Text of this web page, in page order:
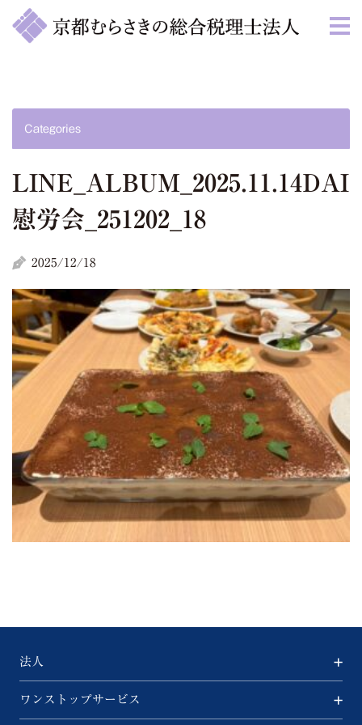
Categories
慰労会_251202_18
2025/12/18
法人
ワンストップサービス